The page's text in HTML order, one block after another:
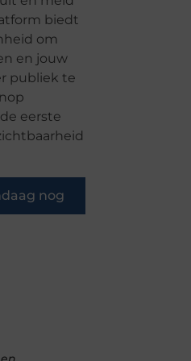
biedt
om
en jouw
publiek te
eerste
nog